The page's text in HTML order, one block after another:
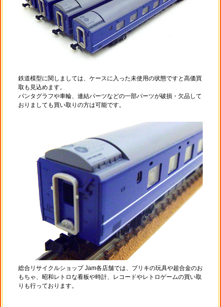
鉄道模型に関しましては、ケースに入った未使用の状態ですと高価買
取も見込めます。
パンタグラフや車輪、連結パーツなどの一部パーツが破損・欠品して
おりましても買い取りの方は可能です。
総合リサイクルショップ Jam各店舗では、ブリキの玩具や超合金のお
もちゃ、昭和レトロな看板や時計、レコードやレトロゲームの買い取
りも行っております。